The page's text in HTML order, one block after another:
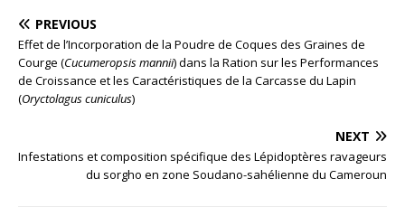
PREVIOUS
Effet de l’Incorporation de la Poudre de Coques des Graines de
Courge (Cucumeropsis mannii) dans la Ration sur les Performances
de Croissance et les Caractéristiques de la Carcasse du Lapin
(Oryctolagus cuniculus)
NEXT
Infestations et composition spécifique des Lépidoptères ravageurs
du sorgho en zone Soudano-sahélienne du Cameroun